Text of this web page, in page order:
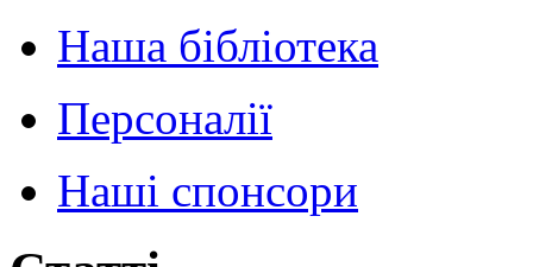
Наша бібліотека
Персоналії
Наші спонсори